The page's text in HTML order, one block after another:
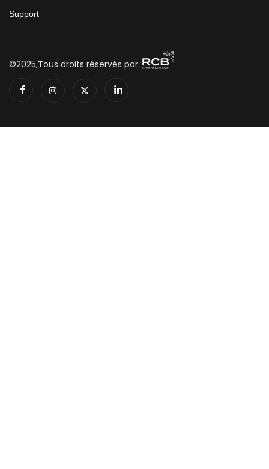
Support
©2025,Tous droits réservés par